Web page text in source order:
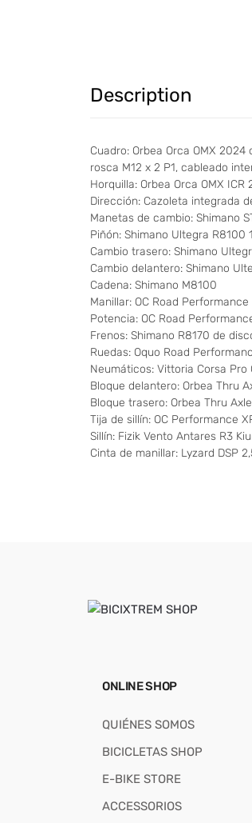
Description
Cuadro: Orbea Orca OMX
rosca M12 x 2 P1, cableado
Horquilla: Orbea Orca OMX
Dirección: Cazoleta integrada
Manetas de cambio: Shimano
Piñón: Shimano Ultegra
Cambio trasero: Shimano
Cambio delantero: Shimano
Cadena: Shimano M8100
Manillar: OC Road
Potencia: OC Road
Frenos: Shimano R8170 de
Ruedas: Oquo Road
Neumáticos: Vittoria Corsa Pro
Bloque delantero: Orbea Thru
Bloque trasero: Orbea Thru
Tija de sillín: OC Performance
Sillín: Fizik Vento Antares R3
Cinta de manillar: Lyzard DSP
ONLINE SHOP
QUIÉNES SOMOS
BICICLETAS SHOP
E-BIKE STORE
ACCESSORIOS